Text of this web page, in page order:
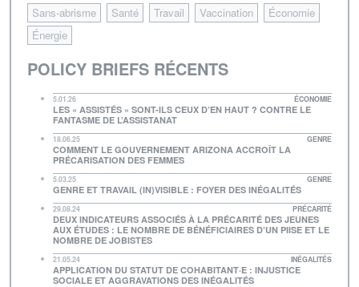
Sans-abrisme
Santé Travail Vaccination
Économie
Énergie
POLICY BRIEFS RÉCENTS
5.01.26 ÉCONOMIE
LES « ASSISTÉS » SONT-ILS CEUX D’EN HAUT ? CONTRE LE
FANTASME DE L’ASSISTANAT
18.06.25 GENRE
COMMENT LE GOUVERNEMENT ARIZONA ACCROÎT LA
PRÉCARISATION DES FEMMES
5.03.25 GENRE
GENRE ET TRAVAIL (IN)VISIBLE : FOYER DES INÉGALITÉS
29.08.24 PRÉCARITÉ
DEUX INDICATEURS ASSOCIÉS À LA PRÉCARITÉ DES JEUNES
AUX ÉTUDES : LE NOMBRE DE BÉNÉFICIAIRES D’UN PIISE ET LE
NOMBRE DE JOBISTES
21.05.24 INÉGALITÉS
APPLICATION DU STATUT DE COHABITANT·E : INJUSTICE
SOCIALE ET AGGRAVATIONS DES INÉGALITÉS